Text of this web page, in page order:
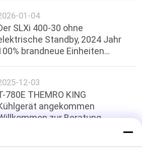
01-04
SLXi 400-30 ohne
Standby, 2024 Jahr
brandneue Einheiten
12-03
780E THEMRO KING
angekommen
zur Beratung